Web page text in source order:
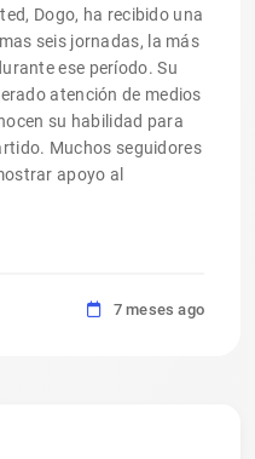
Dogo, ha recibido una
seis jornadas, la más
ese período. Su
atención de medios
su habilidad para
Muchos seguidores
apoyo al
7 meses ago